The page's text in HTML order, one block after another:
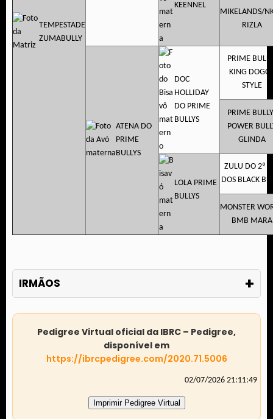
TEMPESTADE
ZUMABULLY
KEENNEL
MIKELANDS/
RIZLA
ATENA DO
PRIME
BULLYS
DOC
HOLLIDAY
DO PRIME
BULLYS
PRIME
KING
STYLE
PRIME
POWER
GLINDA
LOLA PRIME
BULLYS
ZULU DO 2º
DOS BLACK
MONSTER
BMB MARA
IRMÃOS +
Pedigree Virtual oficial da IBRC – Pedigree,
disponível em
https://ibrcpedigree.com/2020.71.5006
02/07/2026 21:11:49
Imprimir Pedigree Virtual